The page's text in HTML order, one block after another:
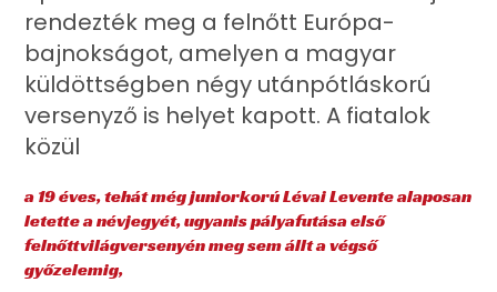
rendezték meg a felnőtt Európa-
bajnokságot, amelyen a magyar
küldöttségben négy utánpótláskorú
versenyző is helyet kapott. A fiatalok
közül
a 19 éves, tehát még juniorkorú Lévai Levente alaposan
letette a névjegyét, ugyanis pályafutása első
felnőttvilágversenyén meg sem állt a végső
győzelemig,